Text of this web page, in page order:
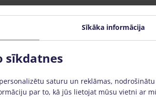
Sīkāka informācija
sīkdatnes
saturu un reklāmas,
par to, kā jūs lietojat mūsu vietni ar